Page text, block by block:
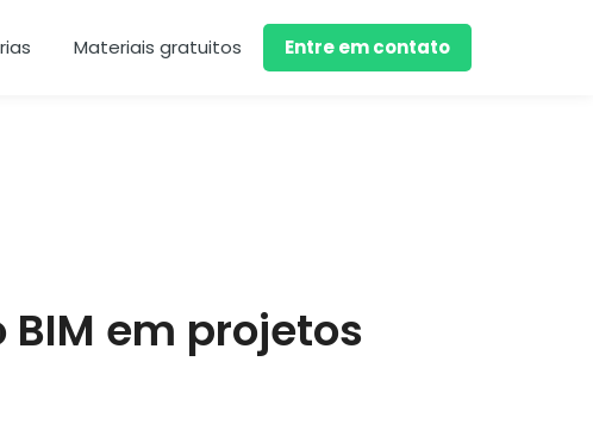
Materiais gratuitos Entre em contato
em projetos